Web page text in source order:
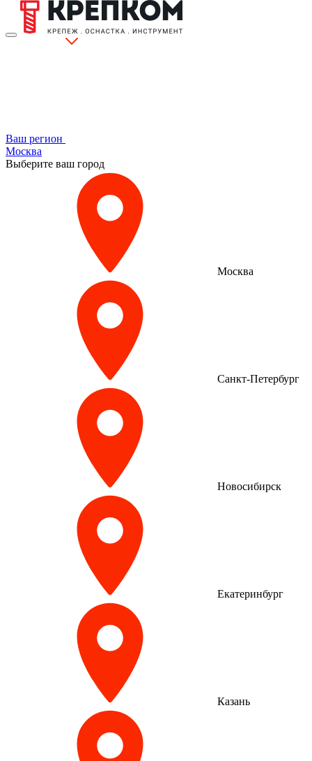
Ваш регион
Москва
Выберите ваш город
Москва
Санкт-Петербург
Новосибирск
Екатеринбург
Казань